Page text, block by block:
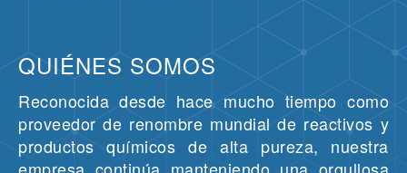
QUIÉNES SOMOS
Reconocida desde hace mucho tiempo como
proveedor de renombre mundial de reactivos y
productos químicos de alta pureza, nuestra
empresa continúa manteniendo una orgullosa